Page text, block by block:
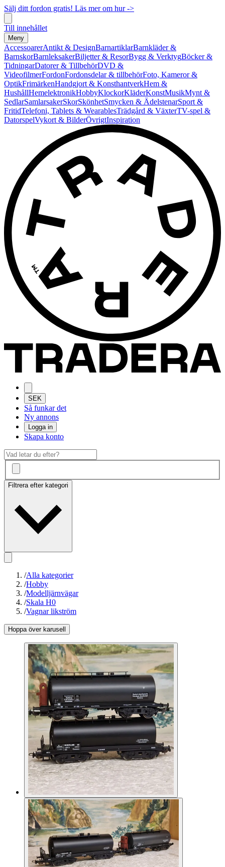
Sälj ditt fordon gratis! Läs mer om hur ->
Till innehållet
Meny
AccessoarerAntikt & DesignBarnartiklarBarnkläder &
BarnskorBarnleksakerBiljetter & ResorBygg & VerktygBöcker &
TidningarDatorer & TillbehörDVD &
VideofilmerFordonFordonsdelar & tillbehörFoto, Kameror &
OptikFrimärkenHandgjort & KonsthantverkHem &
HushållHemelektronikHobbyKlockorKläderKonstMusikMynt &
SedlarSamlarsakerSkorSkönhetSmycken & ÄdelstenarSport &
FritidTelefoni, Tablets & WearablesTrädgård & VäxterTV-spel &
DatorspelVykort & BilderÖvrigtInspiration
SEK
Så funkar det
Ny annons
Logga in
Skapa konto
Filtrera efter kategori
/Alla kategorier
/Hobby
/Modelljärnvägar
/Skala H0
/Vagnar likström
Hoppa över karusell